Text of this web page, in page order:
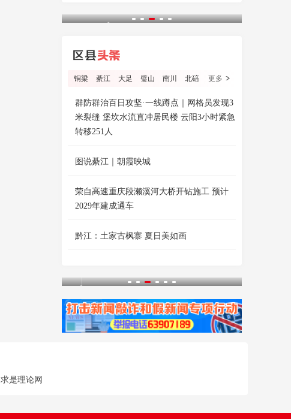
铜梁 綦江 大足 璧山 南川 北碚 更多
群防群治百日攻坚·一线蹲点｜网格员发现3
米裂缝 堡坎水流直冲居民楼 云阳3小时紧急
转移251人
图说綦江｜朝霞映城
荣自高速重庆段濑溪河大桥开钻施工 预计
2029年建成通车
黔江：土家古枫寨 夏日美如画
求是理论网